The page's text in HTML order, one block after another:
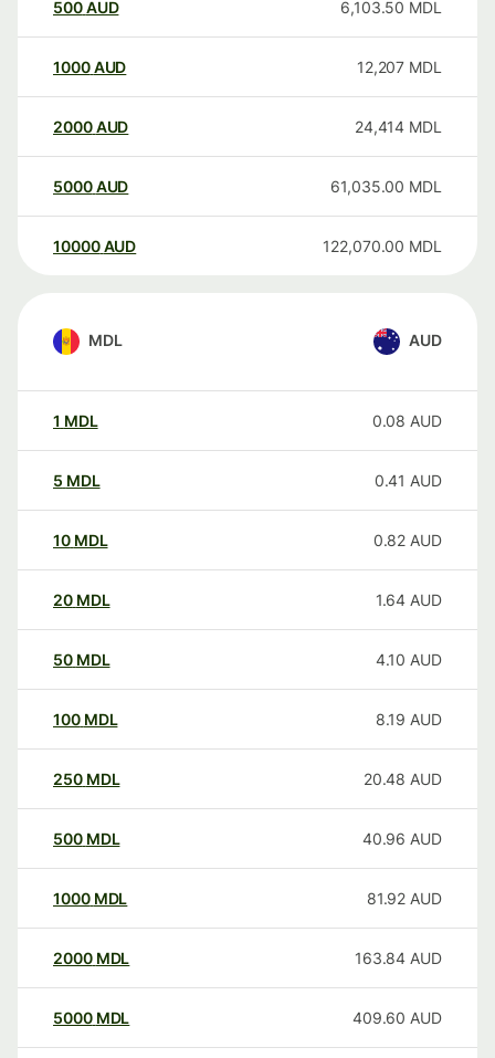
500AUD 6,103.50 MDL
1000AUD 12,207 MDL
2000AUD 24,414 MDL
5000AUD 61,035.00 MDL
10000 AUD 122,070.00 MDL
MDL AUD
1 MDL 0.08 AUD
5 MDL 0.41 AUD
10 MDL 0.82 AUD
20 MDL 1.64 AUD
50 MDL 4.10 AUD
100 MDL 8.19 AUD
250 MDL 20.48 AUD
500 MDL 40.96 AUD
1000 MDL 81.92 AUD
2000 MDL 163.84 AUD
5000 MDL 409.60 AUD